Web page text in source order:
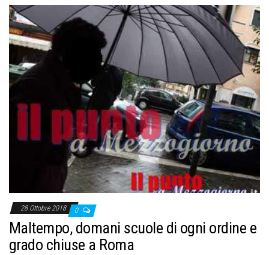
28 Ottobre 2018 0
Maltempo, domani scuole di ogni ordine e
grado chiuse a Roma